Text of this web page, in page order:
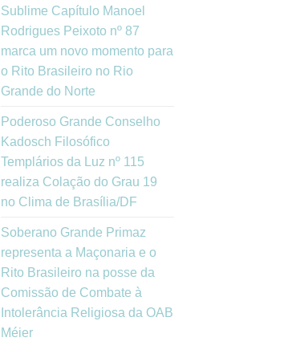
Sublime Capítulo Manoel
Rodrigues Peixoto nº 87
marca um novo momento para
o Rito Brasileiro no Rio
Grande do Norte
Poderoso Grande Conselho
Kadosch Filosófico
Templários da Luz nº 115
realiza Colação do Grau 19
no Clima de Brasília/DF
Soberano Grande Primaz
representa a Maçonaria e o
Rito Brasileiro na posse da
Comissão de Combate à
Intolerância Religiosa da OAB
Méier